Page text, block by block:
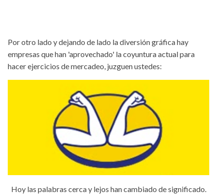
Por otro lado y dejando de lado la diversión gráfica hay
empresas que han 'aprovechado' la coyuntura actual para
hacer ejercicios de mercadeo, juzguen ustedes:
Hoy las palabras cerca y lejos han cambiado de significado.